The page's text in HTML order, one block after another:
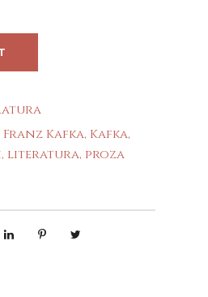
Franz Kafka, Kafka,
, literatura, proza